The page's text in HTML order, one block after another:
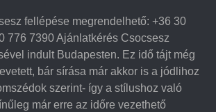
fellépése megrendelhető: +36 30
776 7390 Ajánlatkérés Csocsesz
indult Budapesten. Ez idő tájt még
bár sírása már akkor is a jódlihoz
szerint- így a stílushoz való
már erre az időre vezethető